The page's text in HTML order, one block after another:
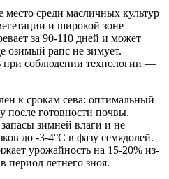
место среди масличных культур
и широкой зоне
за 90-110 дней и может
озимый рапс не зимует.
при соблюдении технологии —
к срокам сева: оптимальный
после готовности почвы.
зимней влаги и не
до -3-4°C в фазу семядолей.
урожайность на 15-20% из-
период летнего зноя.